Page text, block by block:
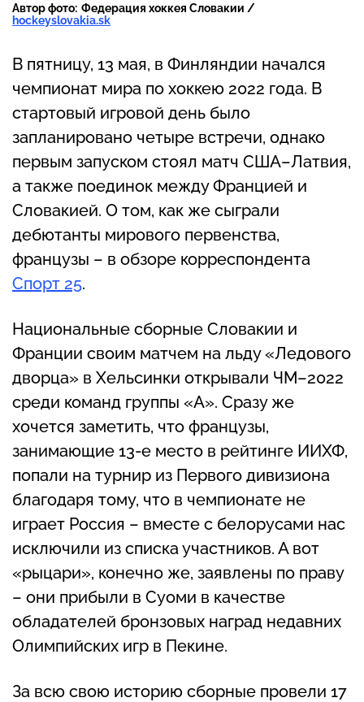
Автор фото: Федерация хоккея Словакии /
hockeyslovakia.sk
В пятницу, 13 мая, в Финляндии начался
чемпионат мира по хоккею 2022 года. В
стартовый игровой день было
запланировано четыре встречи, однако
первым запуском стоял матч США–Латвия,
а также поединок между Францией и
Словакией. О том, как же сыграли
дебютанты мирового первенства,
французы – в обзоре корреспондента
Спорт 25.
Национальные сборные Словакии и
Франции своим матчем на льду «Ледового
дворца» в Хельсинки открывали ЧМ–2022
среди команд группы «А». Сразу же
хочется заметить, что французы,
занимающие 13-е место в рейтинге ИИХФ,
попали на турнир из Первого дивизиона
благодаря тому, что в чемпионате не
играет Россия – вместе с белорусами нас
исключили из списка участников. А вот
«рыцари», конечно же, заявлены по праву
– они прибыли в Суоми в качестве
обладателей бронзовых наград недавних
Олимпийских игр в Пекине.
За всю свою историю сборные провели 17